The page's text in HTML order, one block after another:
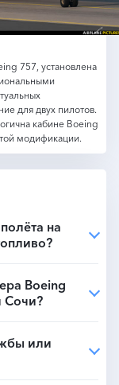
757, установлена
для двух пилотов.
кабине Boeing
модификации.
на
Boeing
Сочи?
или